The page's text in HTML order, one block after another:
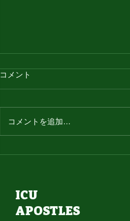
コメント
コメントを追加…
ICU
APOSTLES